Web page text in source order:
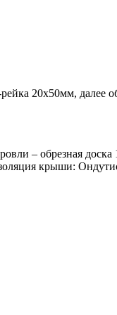
20х50мм, далее
– обрезная
крыши: